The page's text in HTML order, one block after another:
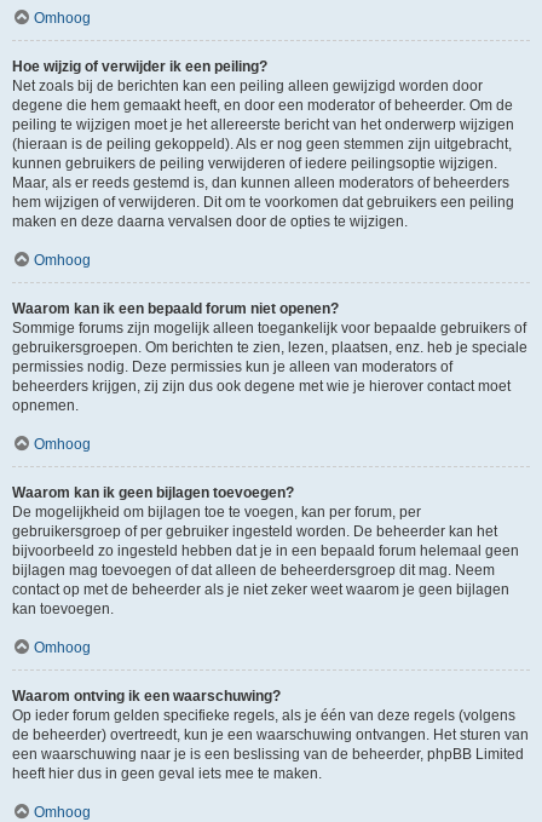
Omhoog
Hoe wijzig of verwijder ik een peiling?
Net zoals bij de berichten kan een peiling alleen gewijzigd worden door
degene die hem gemaakt heeft, en door een moderator of beheerder. Om de
peiling te wijzigen moet je het allereerste bericht van het onderwerp wijzigen
(hieraan is de peiling gekoppeld). Als er nog geen stemmen zijn uitgebracht,
kunnen gebruikers de peiling verwijderen of iedere peilingsoptie wijzigen.
Maar, als er reeds gestemd is, dan kunnen alleen moderators of beheerders
hem wijzigen of verwijderen. Dit om te voorkomen dat gebruikers een peiling
maken en deze daarna vervalsen door de opties te wijzigen.
Omhoog
Waarom kan ik een bepaald forum niet openen?
Sommige forums zijn mogelijk alleen toegankelijk voor bepaalde gebruikers of
gebruikersgroepen. Om berichten te zien, lezen, plaatsen, enz. heb je speciale
permissies nodig. Deze permissies kun je alleen van moderators of
beheerders krijgen, zij zijn dus ook degene met wie je hierover contact moet
opnemen.
Omhoog
Waarom kan ik geen bijlagen toevoegen?
De mogelijkheid om bijlagen toe te voegen, kan per forum, per
gebruikersgroep of per gebruiker ingesteld worden. De beheerder kan het
bijvoorbeeld zo ingesteld hebben dat je in een bepaald forum helemaal geen
bijlagen mag toevoegen of dat alleen de beheerdersgroep dit mag. Neem
contact op met de beheerder als je niet zeker weet waarom je geen bijlagen
kan toevoegen.
Omhoog
Waarom ontving ik een waarschuwing?
Op ieder forum gelden specifieke regels, als je één van deze regels (volgens
de beheerder) overtreedt, kun je een waarschuwing ontvangen. Het sturen van
een waarschuwing naar je is een beslissing van de beheerder, phpBB Limited
heeft hier dus in geen geval iets mee te maken.
Omhoog